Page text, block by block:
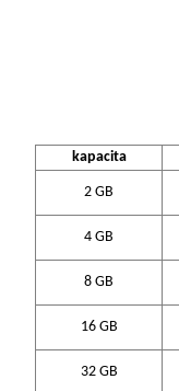
kapacita
2 GB
4 GB
8 GB
16 GB
32 GB